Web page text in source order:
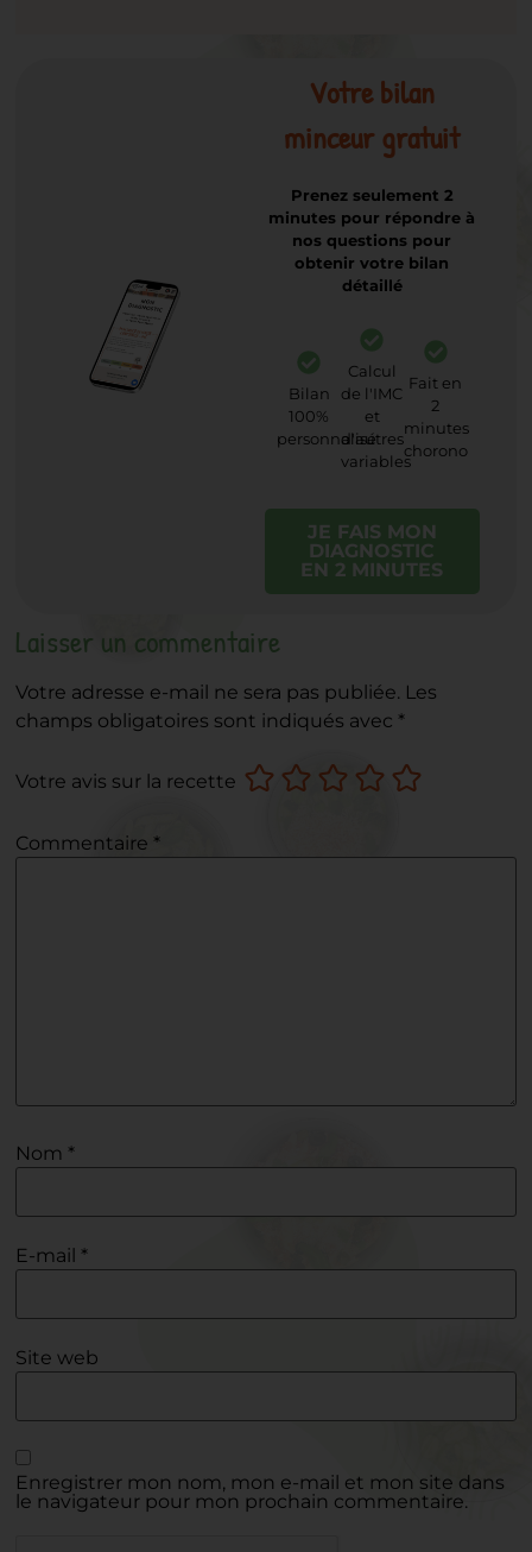
Votre bilan
minceur gratuit
Prenez seulement 2
minutes pour répondre à
nos questions pour
obtenir votre bilan
détaillé
Bilan
100%
personnalisé
Calcul
de l'IMC
et
d'autres
variables
Fait en
2
minutes
chorono
JE FAIS MON
DIAGNOSTIC
EN 2 MINUTES
Laisser un commentaire
Votre adresse e-mail ne sera pas publiée. Les
champs obligatoires sont indiqués avec *
Votre avis sur la recette
Commentaire *
Nom *
E-mail *
Site web
Enregistrer mon nom, mon e-mail et mon site dans
le navigateur pour mon prochain commentaire.